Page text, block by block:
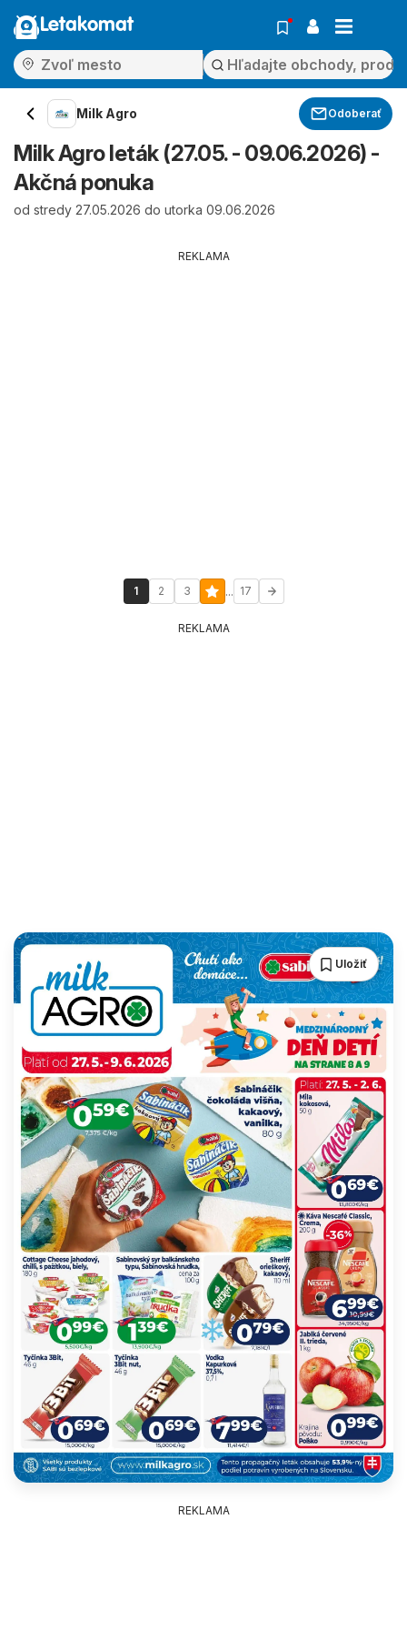
Letakomat
Milk Agro Odoberať
Milk Agro leták (27.05. - 09.06.2026) -
Akčná ponuka
od stredy 27.05.2026 do utorka 09.06.2026
REKLAMA
1 2 3 ... 17
REKLAMA
Uložiť
REKLAMA